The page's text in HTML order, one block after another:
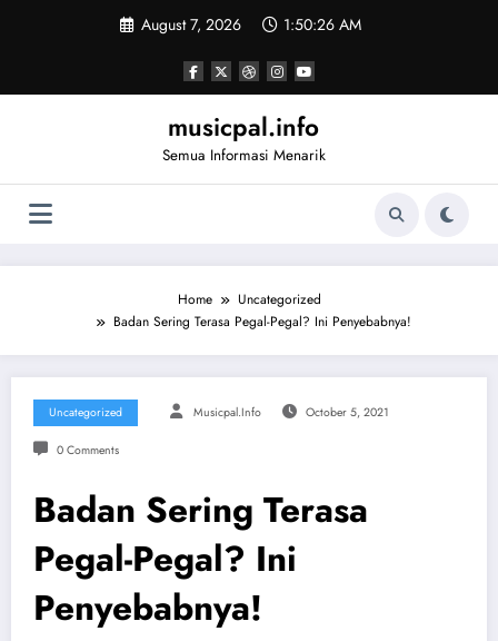
August 7, 2026 1:50:26 AM
musicpal.info
Semua Informasi Menarik
Home
Uncategorized
Badan Sering Terasa Pegal-Pegal? Ini Penyebabnya!
Uncategorized Musicpal.info October 5, 2021
0 Comments
Badan Sering Terasa
Pegal-Pegal? Ini
Penyebabnya!